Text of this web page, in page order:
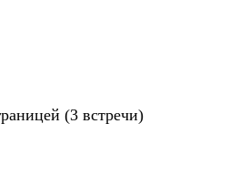
(3 встречи)